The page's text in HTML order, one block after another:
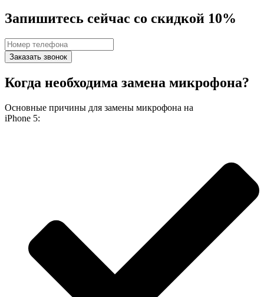
Запишитесь сейчас со скидкой 10%
Заказать звонок
Когда необходима замена микрофона?
Основные причины для замены микрофона на
iPhone 5: